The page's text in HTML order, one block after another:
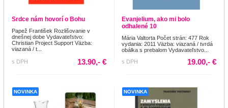
Srdce nám hovorí o Bohu
Papež František Rozlišovanie v
dnešnej dobe Vydavateľstvo:
Christian Project Support Väzba:
viazaná / t...
s DPH 13.90,- €
Evanjelium, ako mi bolo
odhalené 10
Mária Valtorta Počet strán: 477 Rok
vydania: 2011 Väzba: viazaná / tvrdá
obálka s prebalom Vydavateľstvo...
s DPH
19.00,- €
NOVINKA NOVINKA